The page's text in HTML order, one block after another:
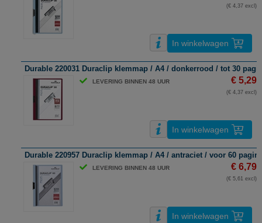
(€ 4,37 excl)
In winkelwagen
Durable 220031 Duraclip klemmap / A4 / donkerrood / tot 30
LEVERING BINNEN 48 UUR € 5,29
(€ 4,37 excl)
In winkelwagen
Durable 220957 Duraclip klemmap / A4 / antraciet / voor 60
LEVERING BINNEN 48 UUR € 6,79
(€ 5,61 excl)
In winkelwagen